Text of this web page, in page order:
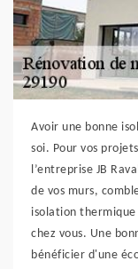
Avoir une bonne
soi. Pour vos
l’entreprise JB
de vos murs,
isolation
chez vous. Une
bénéficier d'une